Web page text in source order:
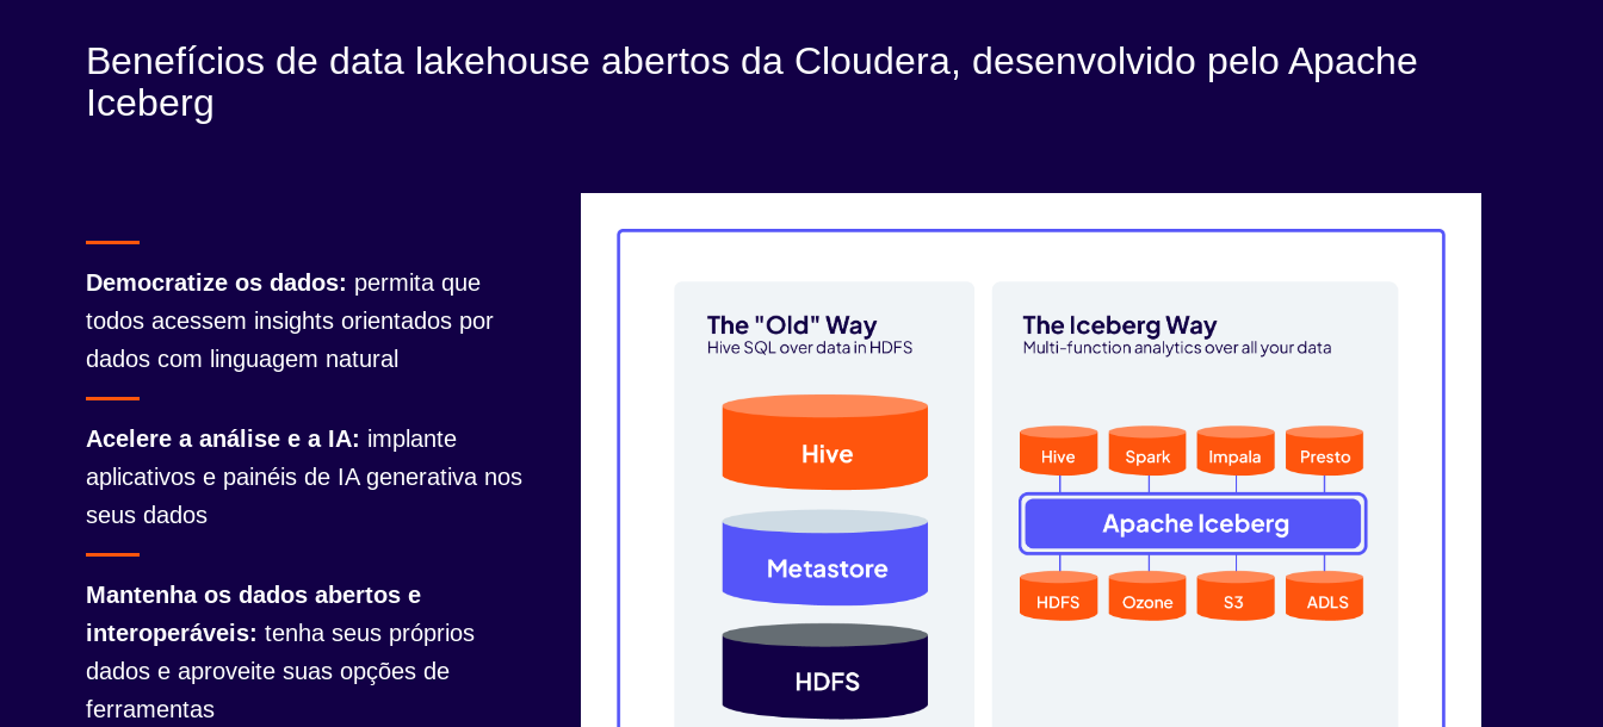
Benefícios de data lakehouse abertos da Cloudera, desenvolvido pelo Apache
Iceberg
Democratize os dados: permita que
todos acessem insights orientados por
dados com linguagem natural
Acelere a análise e a IA: implante
aplicativos e painéis de IA generativa nos
seus dados
Mantenha os dados abertos e
interoperáveis: tenha seus próprios
dados e aproveite suas opções de
ferramentas